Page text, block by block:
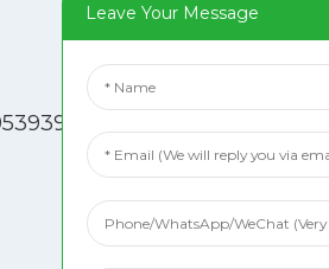
מעדיע
פֿייסבוק
לינקדין
Leave Your Message